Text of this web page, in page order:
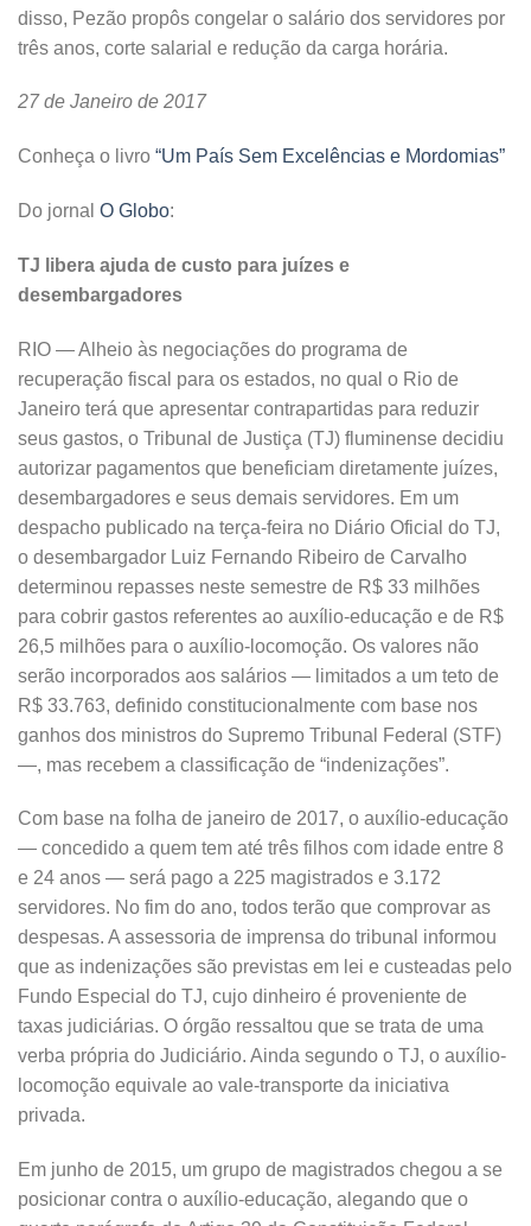
disso, Pezão propôs congelar o salário dos servidores por
três anos, corte salarial e redução da carga horária.
27 de Janeiro de 2017
Conheça o livro “Um País Sem Excelências e Mordomias”
Do jornal O Globo:
TJ libera ajuda de custo para juízes e
desembargadores
RIO — Alheio às negociações do programa de
recuperação fiscal para os estados, no qual o Rio de
Janeiro terá que apresentar contrapartidas para reduzir
seus gastos, o Tribunal de Justiça (TJ) fluminense decidiu
autorizar pagamentos que beneficiam diretamente juízes,
desembargadores e seus demais servidores. Em um
despacho publicado na terça-feira no Diário Oficial do TJ,
o desembargador Luiz Fernando Ribeiro de Carvalho
determinou repasses neste semestre de R$ 33 milhões
para cobrir gastos referentes ao auxílio-educação e de R$
26,5 milhões para o auxílio-locomoção. Os valores não
serão incorporados aos salários — limitados a um teto de
R$ 33.763, definido constitucionalmente com base nos
ganhos dos ministros do Supremo Tribunal Federal (STF)
—, mas recebem a classificação de “indenizações”.
Com base na folha de janeiro de 2017, o auxílio-educação
— concedido a quem tem até três filhos com idade entre 8
e 24 anos — será pago a 225 magistrados e 3.172
servidores. No fim do ano, todos terão que comprovar as
despesas. A assessoria de imprensa do tribunal informou
que as indenizações são previstas em lei e custeadas pelo
Fundo Especial do TJ, cujo dinheiro é proveniente de
taxas judiciárias. O órgão ressaltou que se trata de uma
verba própria do Judiciário. Ainda segundo o TJ, o auxílio-
locomoção equivale ao vale-transporte da iniciativa
privada.
Em junho de 2015, um grupo de magistrados chegou a se
posicionar contra o auxílio-educação, alegando que o